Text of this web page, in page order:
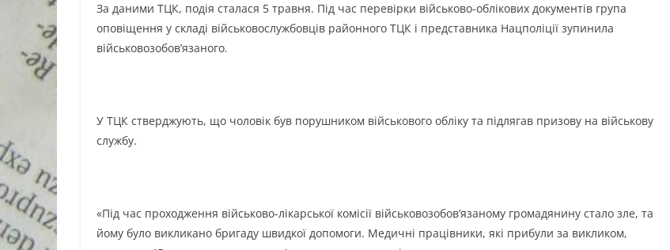
За даними ТЦК, подія сталася 5 травня. Під час перевірки військово-облікових документів група
оповіщення у складі військовослужбовців районного ТЦК і представника Нацполіції зупинила
військовозобов’язаного.
У ТЦК стверджують, що чоловік був порушником військового обліку та підлягав призову на військову
службу.
«Під час проходження військово-лікарської комісії військовозобов’язаному громадянину стало зле, та
йому було викликано бригаду швидкої допомоги. Медичні працівники, які прибули за викликом,